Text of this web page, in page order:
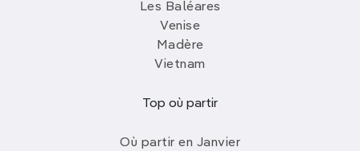
Les Baléares
Venise
Madère
Vietnam
Top où partir
Où partir en Janvier